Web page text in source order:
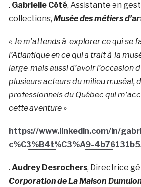
. Gabrielle Côté, Assistante en
collections, Musée des métiers
« Je m’attends à explorer ce qui se
l’Atlantique en ce qui a trait à la
large, mais aussi d’avoir l’occasion
plusieurs acteurs du milieu muséal,
professionnels du Québec qui
cette aventure »
https://www.linkedin.com/in/
c%C3%B4t%C3%A9-
. Audrey Desrochers, Directrice
Corporation de La Maison Dumulon